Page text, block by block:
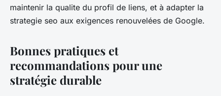
maintenir la qualite du profil de liens, et à adapter la
strategie seo aux exigences renouvelées de Google.
Bonnes pratiques et
recommandations pour une
stratégie durable